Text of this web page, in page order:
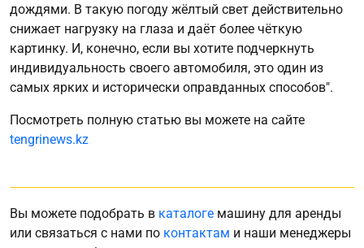
дождями. В такую погоду жёлтый свет действительно
снижает нагрузку на глаза и даёт более чёткую
картинку. И, конечно, если вы хотите подчеркнуть
индивидуальность своего автомобиля, это один из
самых ярких и исторически оправданных способов".
Посмотреть полную статью вы можете на сайте
tengrinews.kz
Вы можете подобрать в каталоге машину для аренды
или связаться с нами по контактам и наши менеджеры